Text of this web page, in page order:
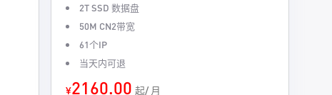
2T SSD 数据盘
50M CN2带宽
61个IP
当天内可退
¥2160.00 起/ 月